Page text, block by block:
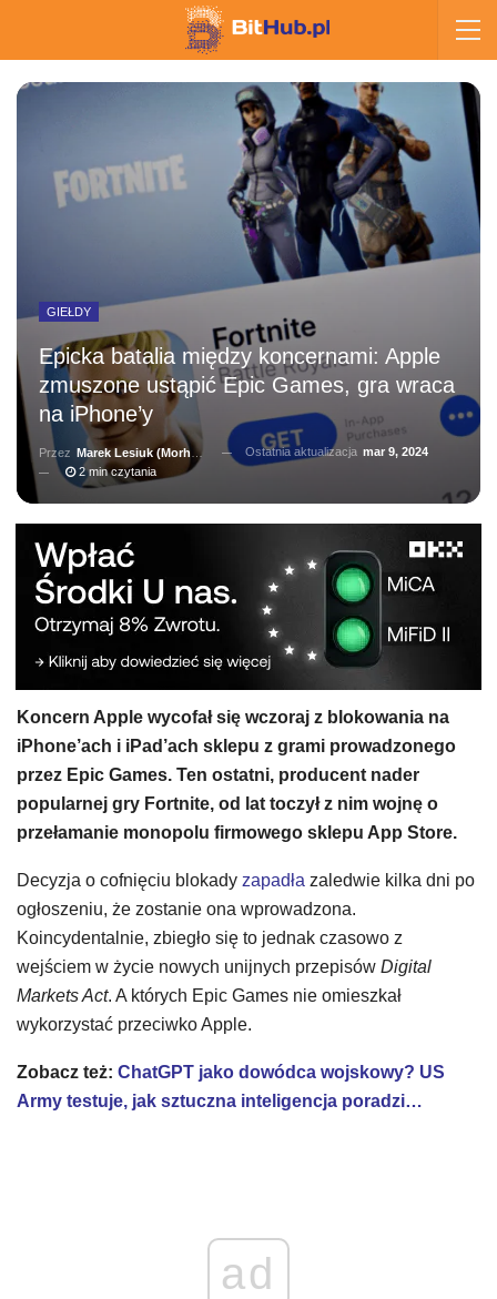
GIEŁDY
Epicka batalia między koncernami: Apple
zmuszone ustąpić Epic Games, gra wraca
na iPhone’y
Przez Marek Lesiuk (Morhainn) Ostatnia aktualizacja mar 9, 2024
2 min czytania
Koncern Apple wycofał się wczoraj z blokowania na
iPhone’ach i iPad’ach sklepu z grami prowadzonego
przez Epic Games. Ten ostatni, producent nader
popularnej gry Fortnite, od lat toczył z nim wojnę o
przełamanie monopolu firmowego sklepu App Store.
Decyzja o cofnięciu blokady zapadła zaledwie kilka dni po
ogłoszeniu, że zostanie ona wprowadzona.
Koincydentalnie, zbiegło się to jednak czasowo z
wejściem w życie nowych unijnych przepisów Digital
Markets Act. A których Epic Games nie omieszkał
wykorzystać przeciwko Apple.
Zobacz też: ChatGPT jako dowódca wojskowy? US
Army testuje, jak sztuczna inteligencja poradzi…
ad